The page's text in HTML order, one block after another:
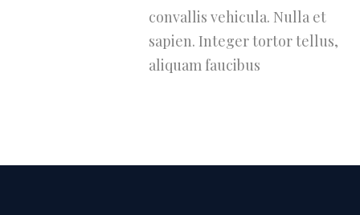
convallis vehicula. Nulla et
sapien. Integer tortor tellus,
aliquam faucibus